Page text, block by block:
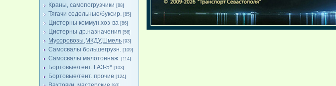
Краны, самопогрузчики [88]
Тягачи седельные/буксир. [85]
Цистерны коммун.хоз-ва [86]
Цистерны др.назначения [56]
Мусоровозы,МКДУ,Шмель [93]
Самосвалы большегрузн. [109]
Самосвалы малотоннаж. [114]
Бортовые/тент. ГАЗ-5* [103]
Бортовые/тент. прочие [124]